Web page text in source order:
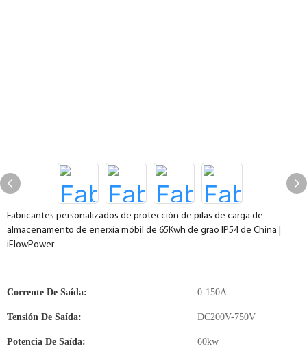
Fabricantes personalizados de protección de pilas de carga de
almacenamento de enerxía móbil de 65Kwh de grao IP54 de China |
iFlowPower
Corrente De Saída: 0-150A
Tensión De Saída: DC200V-750V
Potencia De Saída: 60kw